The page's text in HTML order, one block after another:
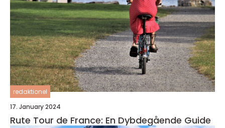
redaktionel
17. January 2024
Rute Tour de France: En Dybdegående Guide